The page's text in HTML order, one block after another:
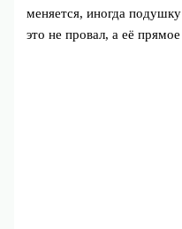
меняется, иногда
это не провал, а её